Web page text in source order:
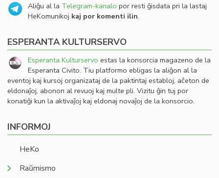
Aliĝu al la Telegram-kanalo por resti ĝisdata pri la lastaj
HeKomunikoj kaj por komenti ilin.
ESPERANTA KULTURSERVO
Esperanta Kulturservo estas la konsorcia magazeno de la
Esperanta Civito. Tiu platformo ebligas la aliĝon al la
eventoj kaj kursoj organizataj de la paktintaj establoj, aĉeton de
eldonaĵoj, abonon al revuoj kaj multe pli. Vizitu ĝin tuj por
konatiĝi kun la aktivaĵoj kaj eldonaj novaĵoj de la konsorcio.
INFORMOJ
HeKo
Raŭmismo